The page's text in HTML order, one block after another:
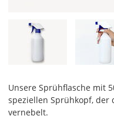
Unsere Sprühflasche mit
speziellen Sprühkopf, der
vernebelt.